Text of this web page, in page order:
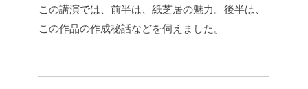
この講演では、前半は、紙芝居の魅力。後半は、
この作品の作成秘話などを伺えました。